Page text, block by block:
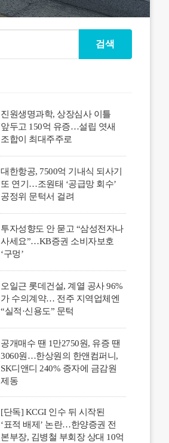
진원생명과학, 상장심사 이틀
앞두고 150억 유증…설립 엿새
조합이 최대주주로
대한항공, 7500억 기내식 되사기
또 연기…조원태 ‘공급망 회수’
공정위 문턱서 걸려
투자성향도 안 묻고 “삼성전자나
사세요”…KB증권 소비자보호
‘구멍’
오일근 롯데건설, 계열 공사 96%
가 수의계약… 전주 지역업체엔
“실적·신용도” 문턱
공개매수 땐 1만2750원, 유증 땐
3060원…한상원의 한앤컴퍼니,
SK디앤디 240% 증자에 금감원
제동
[단독] KCGI 인수 뒤 시작된
‘표적 배제’ 논란…한양증권 전
본부장, 김병철 부회장 상대 10억